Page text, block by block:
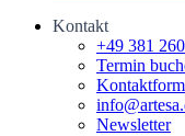
Kontakt
+49 381
Termin
Newsletter